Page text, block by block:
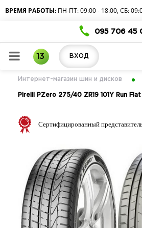
ВРЕМЯ РАБОТЫ: ПН-ПТ: 09:00 - 18:00, СБ:
095 706 45
13 ВХОД
Интернет-магазин шин и дисков
Pirelli PZero 275/40 ZR19 101Y Run Flat
Сертифицированный